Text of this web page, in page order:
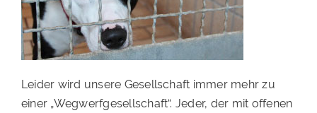
Leider wird unsere Gesellschaft immer mehr zu
einer „Wegwerfgesellschaft“. Jeder, der mit offenen